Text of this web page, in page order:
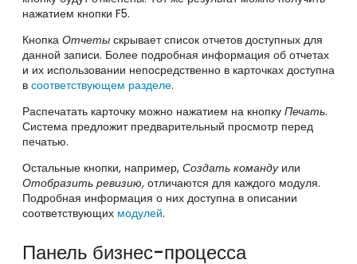
нажатием кнопки F5.
Кнопка Отчеты скрывает список отчетов доступных для
данной записи. Более подробная информация об отчетах
и их использовании непосредственно в карточках доступна
в соответствующем разделе.
Распечатать карточку можно нажатием на кнопку Печать.
Система предложит предварительный просмотр перед
печатью.
Остальные кнопки, например, Создать командуили
Отобразить ревизию, отличаются для каждого модуля.
Подробная информация о них доступна в описании
соответствующих модулей.
Панель бизнес-процесса